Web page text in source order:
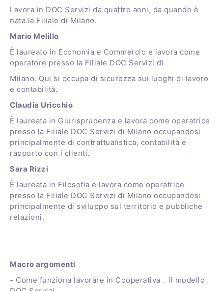
Lavora in DOC Servizi da quattro anni, da quando è
nata la Filiale di Milano.
Mario Melillo
È laureato in Economia e Commercio e lavora come
operatore presso la Filiale DOC Servizi di
Milano. Qui si occupa di sicurezza sui luoghi di lavoro
e contabilità.
Claudia Uricchio
È laureata in Giurisprudenza e lavora come operatrice
presso la Filiale DOC Servizi di Milano occupandosi
principalmente di contrattualistica, contabilità e
rapporto con i clienti.
Sara Rizzi
È laureata in Filosofia e lavora come operatrice
presso la Filiale DOC Servizi di Milano occupandosi
principalmente di sviluppo sul territorio e pubbliche
relazioni.
Macro argomenti
- Come funziona lavorare in Cooperativa _ il modello